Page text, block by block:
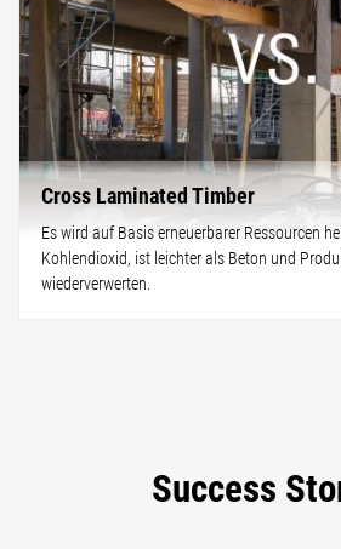
Cross Laminated Timber
Es wird auf Basis erneuerbarer Ressourcen
Kohlendioxid, ist leichter als Beton und
wiederverwerten.
Success